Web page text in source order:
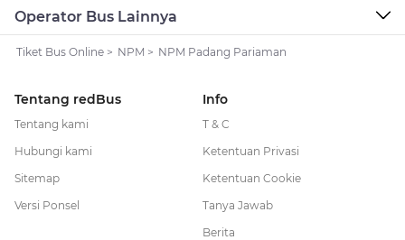
Operator Bus Lainnya
Tiket Bus Online > NPM > NPM Padang Pariaman
Tentang redBus
Tentang kami
Hubungi kami
Sitemap
Versi Ponsel
Info
T & C
Ketentuan Privasi
Ketentuan Cookie
Tanya Jawab
Berita